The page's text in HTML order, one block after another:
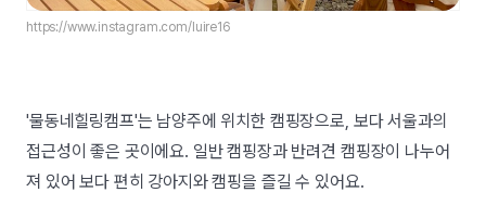
https://www.instagram.com/luire16
'물동네힐링캠프'는 남양주에 위치한 캠핑장으로, 보다 서울과의
접근성이 좋은 곳이에요. 일반 캠핑장과 반려견 캠핑장이 나누어
져 있어 보다 편히 강아지와 캠핑을 즐길 수 있어요.